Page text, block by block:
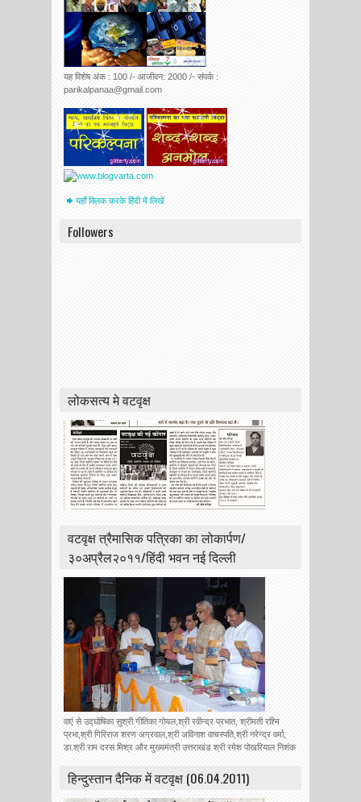
यह विशेष अंक : 100 /- आजीवन: 2000 /- संपर्क :
parikalpanaa@gmail.com
यहाँ क्लिक करके हिंदी में लिखें
Followers
लोकसत्य मे वटवृक्ष
वटवृक्ष त्रैमासिक पत्रिका का लोकार्पण/
३०अप्रैल२०११/हिंदी भवन नई दिल्ली
वाएं से उद्घोषिका सुश्री गीतिका गोयल,श्री रवीन्द्र प्रभात, श्रीमती रश्मि
प्रभा,श्री गिरिराज शरण अग्रवाल,श्री अविनाश वाचस्पति,श्री नरेन्द्र वर्मा,
डा.श्री राम दरस मिश्र और मुख्यमंत्री उत्तराखंड श्री रमेश पोखरियाल निशंक
हिन्‍दुस्‍तान दैनिक में वटवृक्ष (06.04.2011)